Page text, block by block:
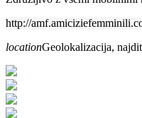
http://
locationGeolokalizacija,